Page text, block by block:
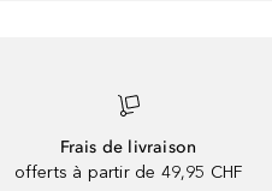
Frais de livraison
offerts à partir de 49,95 CHF